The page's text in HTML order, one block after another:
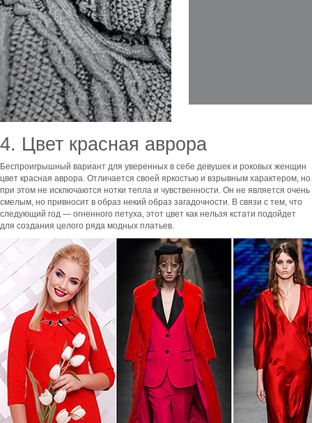
4. Цвет красная аврора
Беспроигрышный вариант для уверенных в себе девушек и роковых женщин
цвет красная аврора. Отличается своей яркостью и взрывным характером, но
при этом не исключаются нотки тепла и чувственности. Он не является очень
смелым, но привносит в образ некий образ загадочности. В связи с тем, что
следующий год — огненного петуха, этот цвет как нельзя кстати подойдет
для создания целого ряда модных платьев.